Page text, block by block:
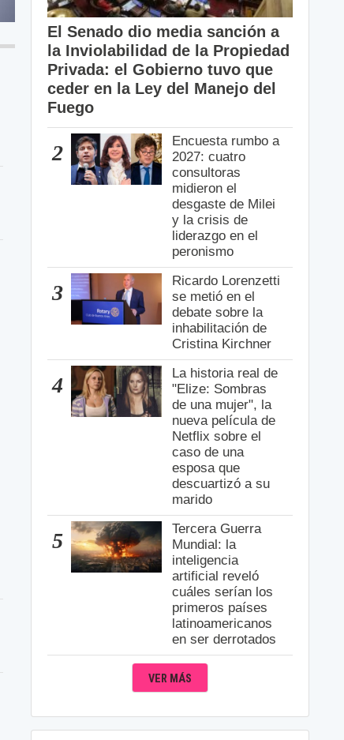
El Senado dio media sanción a
la Inviolabilidad de la Propiedad
Privada: el Gobierno tuvo que
ceder en la Ley del Manejo del
Fuego
2
Encuesta rumbo a
2027: cuatro
consultoras
midieron el
desgaste de Milei
y la crisis de
liderazgo en el
peronismo
3
Ricardo Lorenzetti
se metió en el
debate sobre la
inhabilitación de
Cristina Kirchner
4
La historia real de
"Elize: Sombras
de una mujer", la
nueva película de
Netflix sobre el
caso de una
esposa que
descuartizó a su
marido
5
Tercera Guerra
Mundial: la
inteligencia
artificial reveló
cuáles serían los
primeros países
latinoamericanos
en ser derrotados
VER MÁS